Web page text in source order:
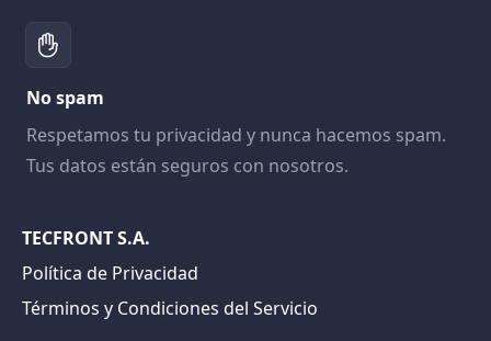
No spam
Respetamos tu privacidad y nunca hacemos spam.
Tus datos están seguros con nosotros.
TECFRONT S.A.
Política de Privacidad
Términos y Condiciones del Servicio